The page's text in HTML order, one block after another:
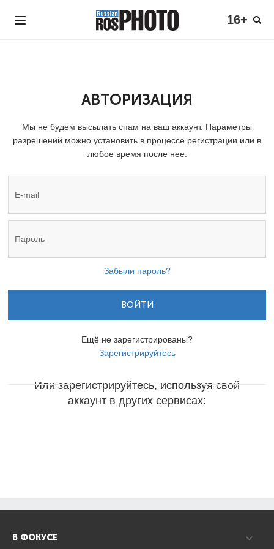
16+
АВТОРИЗАЦИЯ
Мы не будем высылать спам на ваш аккаунт. Параметры
разрешений можно установить в процессе регистрации или в
любое время после нее.
Забыли пароль?
ВОЙТИ
Ещё не зарегистрированы?
Зарегистрируйтесь
Или зарегистрируйтесь, используя свой
аккаунт в других сервисах:
В ФОКУСЕ